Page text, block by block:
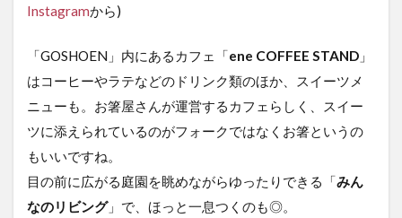
Instagramから)
「GOSHOEN」内にあるカフェ「ene COFFEE STAND 」
はコーヒーやラテなどのドリンク類のほか、スイーツメ
ニューも。お箸屋さんが運営するカフェらしく、スイー
ツに添えられているのがフォークではなくお箸というの
もいいですね。
目の前に広がる庭園を眺めながらゆったりできる「みん
なのリビング」で、ほっと一息つくのも◎。